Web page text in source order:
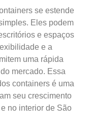
se estende
Eles podem
e espaços
e a
uma rápida
mercado. Essa
containers é uma
seu crescimento
no interior de São